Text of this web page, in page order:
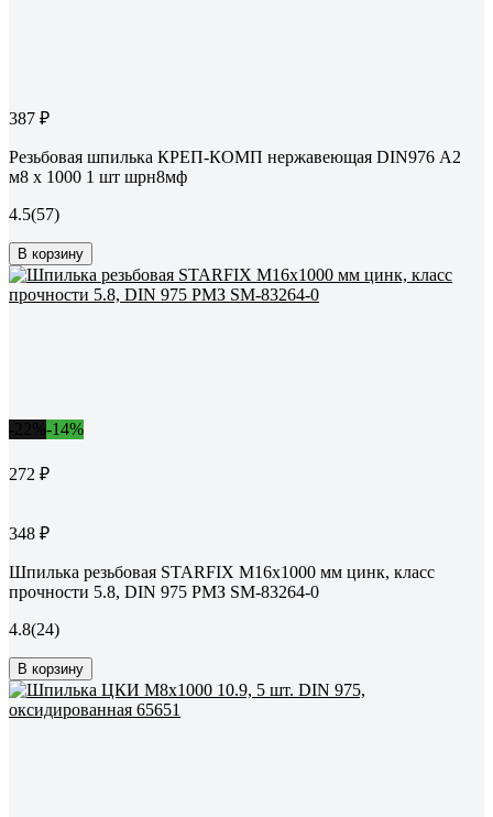
387 ₽
Резьбовая шпилька КРЕП-КОМП нержавеющая DIN976 А2
м8 х 1000 1 шт шрн8мф
4.5(57)
В корзину
-14%
272 ₽
348 ₽
Шпилька резьбовая STARFIX М16x1000 мм цинк, класс
прочности 5.8, DIN 975 РМЗ SM-83264-0
4.8(24)
В корзину